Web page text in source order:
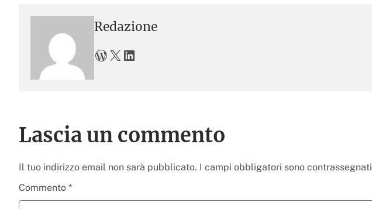
Redazione
WordPress X LinkedIn
Lascia un commento
Il tuo indirizzo email non sarà pubblicato. I campi obbligatori sono contrassegnati
Commento *